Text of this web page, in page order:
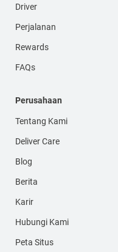
Driver
Perjalanan
Rewards
FAQs
Perusahaan
Tentang Kami
Deliver Care
Blog
Berita
Karir
Hubungi Kami
Peta Situs